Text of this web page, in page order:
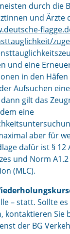
durch die
und
und eine
in den
Aufsuchen
gilt das
eine
aber für
dafür ist § 12
und Norm
(MLC).
– statt. Sollte
kontaktieren Sie
der BG